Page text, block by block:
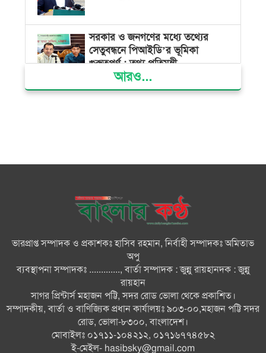
সরকার ও জনগণের মধ্যে তথ্যের
সেতুবন্ধনে পিআইডি’র ভূমিকা
গুরুত্বপূর্ণ : তথ্য প্রতিমন্ত্রী
দেশের বিভিন্ন স্থানে বৃষ্টির সম্ভাবনা,
করলেই কঠোর ব্যবস্থা: আইনমন্ত্রী
জুলাই যোদ্ধাসহ ৩ জনকে রিকশা
উপহার প্রধানমন্ত্রীর
কোনো গাফিলতি হলে কঠোর ব্যবস্থা
নিচ্ছেন প্রধানমন্ত্রী: রিজভী
তারেক রহমানকেও আয়নাঘরে
নির্যাতন করা হয়েছে: চিফ প্রসিকিউটর
আরও...
ভারপ্রাপ্ত সম্পাদক ও প্রকাশকঃ হাসিব রহমান, নির্বাহী সম্পাদকঃ অমিতাভ
অপু
ব্যবস্থাপনা সম্পাদকঃ ............., বার্তা সম্পাদক : জুন্নু রায়হানদক : জুন্নু
রায়হান
সাগর প্রিন্টার্স মহাজন পট্টি, সদর রোড ভোলা থেকে প্রকাশিত।
সম্পাদকীয়, বার্তা ও বাণিজ্যিক প্রধান কার্যালয়ঃ ৯০৩-০০,মহাজন পট্টি সদর
রোড, ভোলা-৮৩০০, বাংলাদেশ।
মোবাইলঃ ০১৭১১-১০৪২১২, ০১৭১৬৭৭৪৫৮২
ই-মেইল- hasibsky@gmail.com